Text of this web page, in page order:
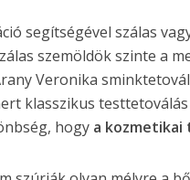
segítségével szálas
szemöldök szinte a
Veronika
klasszikus
hogy a kozmetikai